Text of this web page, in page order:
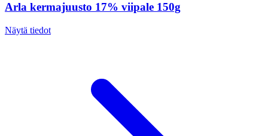
Arla kermajuusto 17% viipale 150g
Näytä tiedot